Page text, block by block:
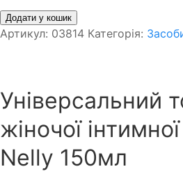
Додати у кошик
Артикул: 03814 Категорія:
Універсальний
жіночої інтимної
Nelly 150мл